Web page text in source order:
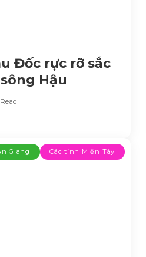
Đốc rực rỡ sắc
Hậu
Giang Các tỉnh Miền Tây